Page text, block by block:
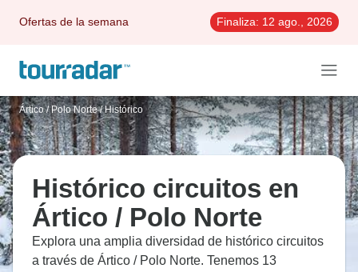
Ofertas de la semana Finaliza: 12 ago., 2026
Ártico / Polo Norte / Histórico
Histórico circuitos en
Ártico / Polo Norte
Explora una amplia diversidad de histórico circuitos
a través de Ártico / Polo Norte. Tenemos 13